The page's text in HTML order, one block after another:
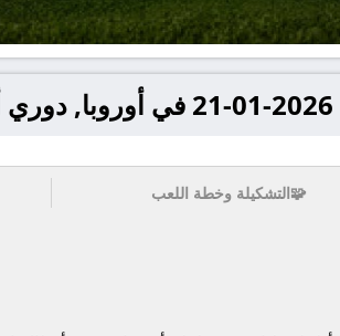
🧩التشكيلة وخطة اللعب